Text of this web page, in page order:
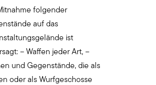
folgender
auf das
ist
– Waffen jeder Art, –
und Gegenstände, die als
oder als Wurfgeschosse